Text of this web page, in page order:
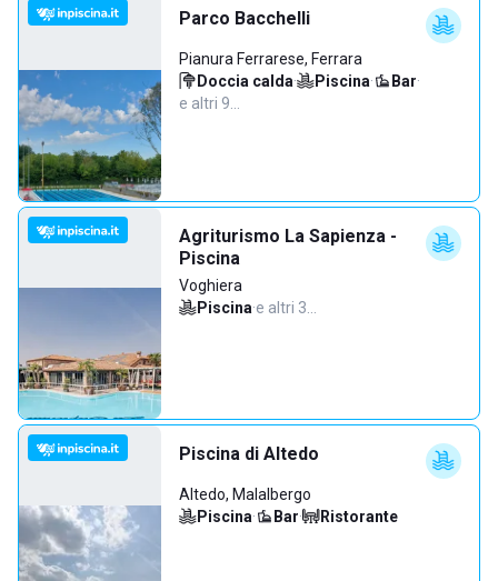
Parco Bacchelli
Pianura Ferrarese, Ferrara
Doccia calda· Piscina· Bar·
e altri 9…
Agriturismo La Sapienza -
Piscina
Voghiera
Piscina·e altri 3…
Piscina di Altedo
Altedo, Malalbergo
Piscina· Bar· Ristorante